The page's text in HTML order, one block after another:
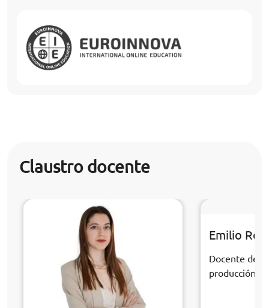
Claustro docente
Emilio
Docente de
producción